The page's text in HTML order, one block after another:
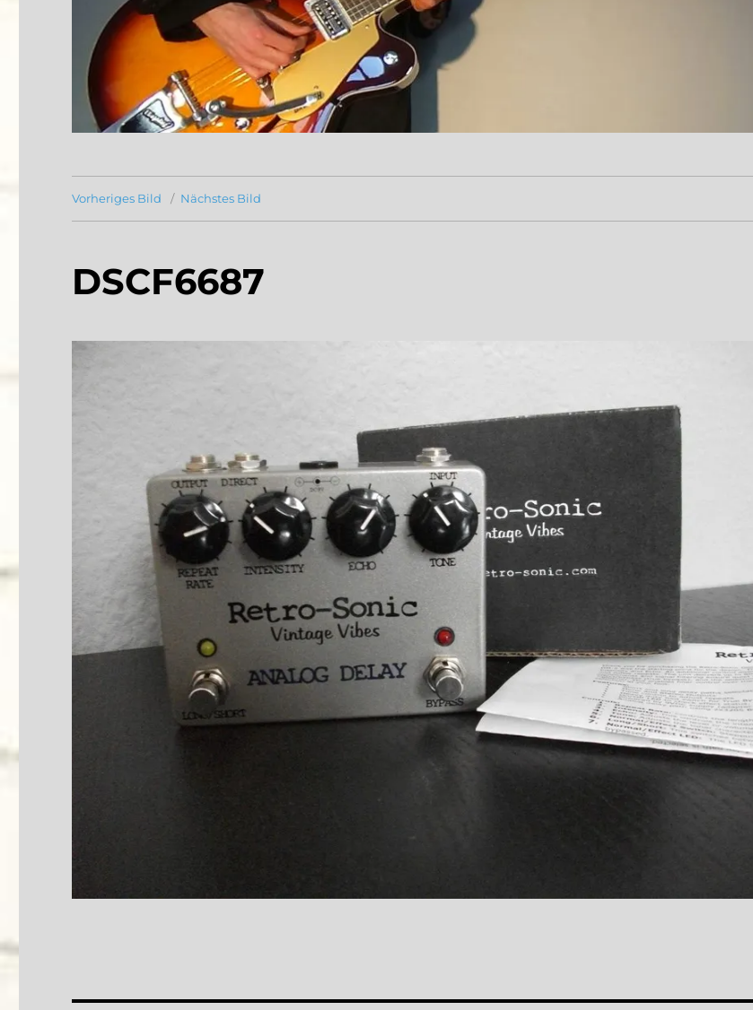
Vorheriges Bild Nächstes Bild
DSCF6687